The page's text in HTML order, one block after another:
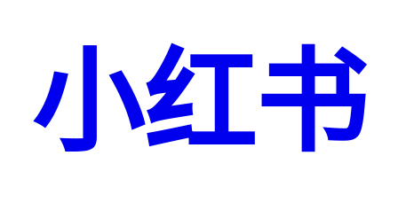
小红书